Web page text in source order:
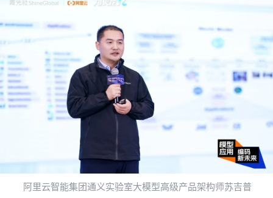
阿里云智能集团通义实验室大模型高级产品架构师苏吉普